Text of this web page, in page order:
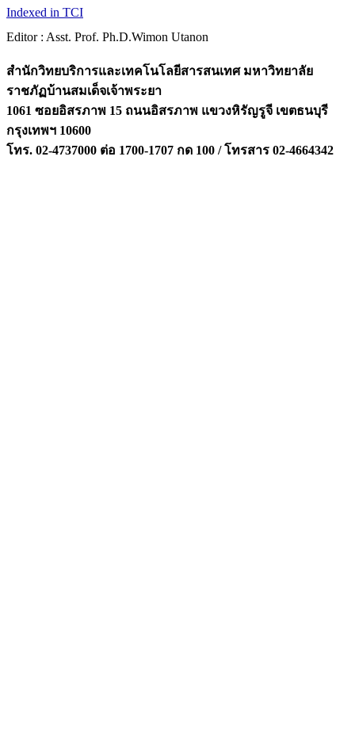
Indexed in TCI
Editor : Asst. Prof. Ph.D.Wimon Utanon
สำนักวิทยบริการและเทคโนโลยีสารสนเทศ มหาวิทยาลัย
ราชภัฏบ้านสมเด็จเจ้าพระยา
1061 ซอยอิสรภาพ 15 ถนนอิสรภาพ แขวงหิรัญรูจี เขตธนบุรี
กรุงเทพฯ 10600
โทร. 02-4737000 ต่อ 1700-1707 กด 100 / โทรสาร 02-4664342